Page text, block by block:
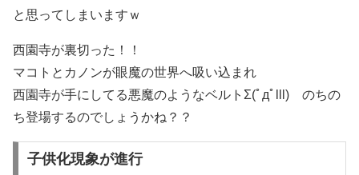
と思ってしまいますｗ
西園寺が裏切った！！
マコトとカノンが眼魔の世界へ吸い込まれ
西園寺が手にしてる悪魔のようなベルトΣ(ﾟдﾟlll) のちの
ち登場するのでしょうかね？？
子供化現象が進行